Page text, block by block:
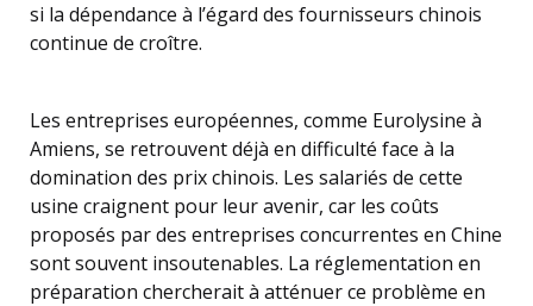
si la dépendance à l’égard des fournisseurs chinois
continue de croître.
Les entreprises européennes, comme Eurolysine à
Amiens, se retrouvent déjà en difficulté face à la
domination des prix chinois. Les salariés de cette
usine craignent pour leur avenir, car les coûts
proposés par des entreprises concurrentes en Chine
sont souvent insoutenables. La réglementation en
préparation chercherait à atténuer ce problème en